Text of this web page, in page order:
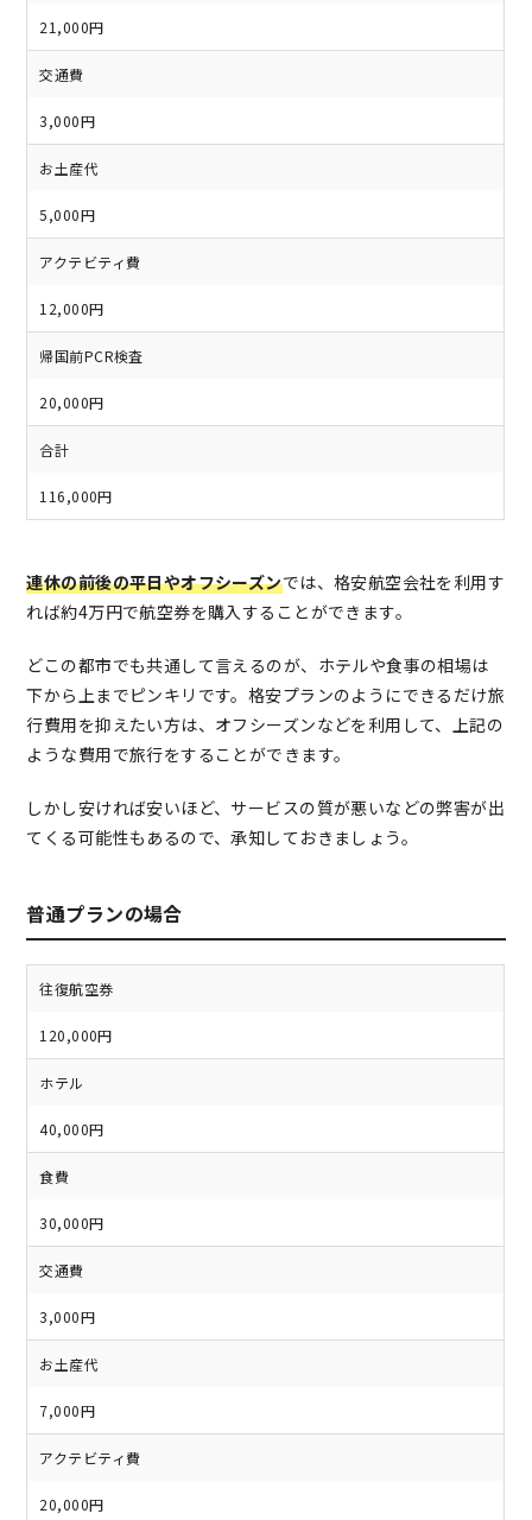
21,000円
交通費
3,000円
お土産代
5,000円
アクテビティ費
12,000円
帰国前PCR検査
20,000円
合計
116,000円
連休の前後の平日やオフシーズンでは、格安航空会社を利用す
れば約4万円で航空券を購入することができます。
どこの都市でも共通して言えるのが、ホテルや食事の相場は
下から上までピンキリです。格安プランのようにできるだけ旅
行費用を抑えたい方は、オフシーズンなどを利用して、上記の
ような費用で旅行をすることができます。
しかし安ければ安いほど、サービスの質が悪いなどの弊害が出
てくる可能性もあるので、承知しておきましょう。
普通プランの場合
往復航空券
120,000円
ホテル
40,000円
食費
30,000円
交通費
3,000円
お土産代
7,000円
アクテビティ費
20,000円